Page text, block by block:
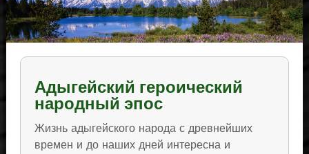
Адыгейский героический
народный эпос
Жизнь адыгейского народа с древнейших
времен и до наших дней интересна и